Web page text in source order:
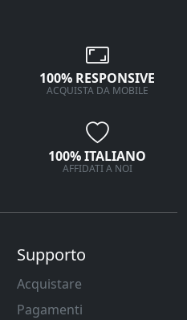
100% RESPONSIVE
ACQUISTA DA MOBILE
100% ITALIANO
AFFIDATI A NOI
Supporto
Acquistare
Pagamenti